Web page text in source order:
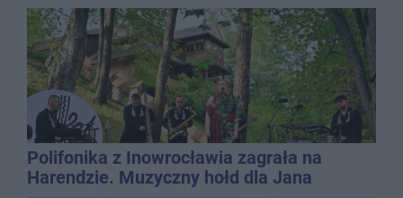
Polifonika z Inowrocławia zagrała na
Harendzie. Muzyczny hołd dla Jana